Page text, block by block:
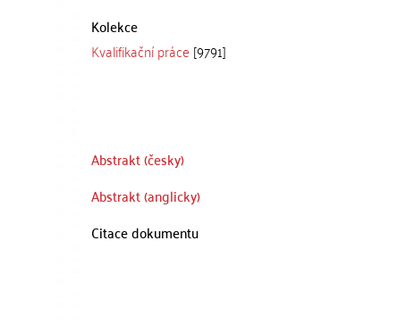
Kolekce
Kvalifikační práce [9791]
Abstrakt (česky)
Abstrakt (anglicky)
Citace dokumentu